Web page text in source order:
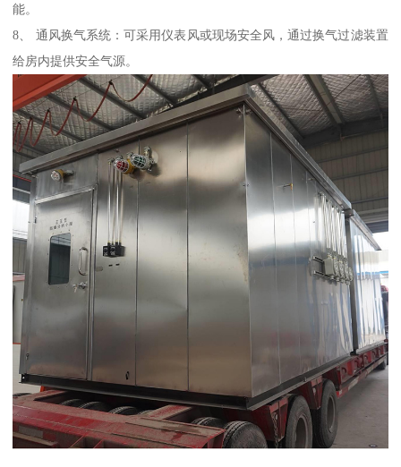
能。
8、 通风换气系统：可采用仪表风或现场安全风，通过换气过滤装置
给房内提供安全气源。